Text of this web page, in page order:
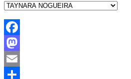
Facebook
Mastodon
Email